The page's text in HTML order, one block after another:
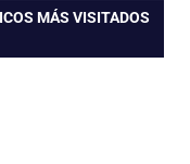
MÁS VISITADOS